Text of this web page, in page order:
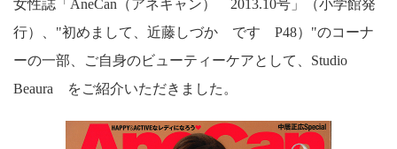
女性誌「AneCan（アネキャン） 2013.10号」（小学館発
行）、"初めまして、近藤しづか です P48）"のコーナ
ーの一部、ご自身のビューティーケアとして、Studio
Beaura をご紹介いただきました。